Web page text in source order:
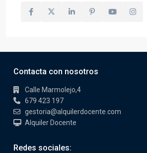
Contacta con nosotros
Calle Marmolejo,4
679 423 197
gestoria@alquilerdocente.com
Alquiler Docente
Redes sociales: